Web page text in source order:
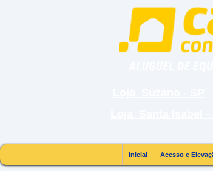
Acesso e
Inicial Acesso e